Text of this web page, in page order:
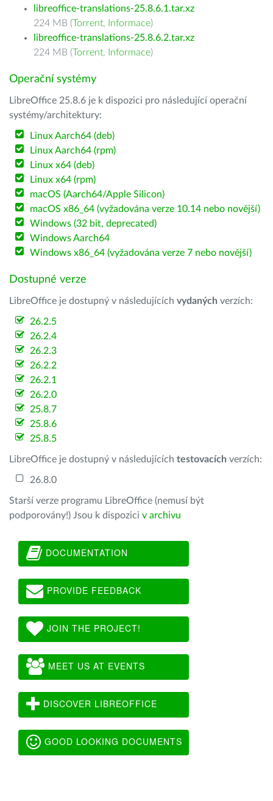
libreoffice-translations-25.8.6.1.tar.xz
224 MB (Torrent, Informace)
libreoffice-translations-25.8.6.2.tar.xz
224 MB (Torrent, Informace)
Operační systémy
LibreOffice 25.8.6 je k dispozici pro následující operační
systémy/architektury:
Linux Aarch64 (deb)
Linux Aarch64 (rpm)
Linux x64 (deb)
Linux x64 (rpm)
macOS (Aarch64/Apple Silicon)
macOS x86_64 (vyžadována verze 10.14 nebo novější)
Windows (32 bit, deprecated)
Windows Aarch64
Windows x86_64 (vyžadována verze 7 nebo novější)
Dostupné verze
LibreOffice je dostupný v následujících vydaných verzích:
26.2.5
26.2.4
26.2.3
26.2.2
26.2.1
26.2.0
25.8.7
25.8.6
25.8.5
LibreOffice je dostupný v následujících testovacích verzích:
26.8.0
Starší verze programu LibreOffice (nemusí být
podporovány!) Jsou k dispozici v archivu
DOCUMENTATION
PROVIDE FEEDBACK
JOIN THE PROJECT!
MEET US AT EVENTS
DISCOVER LIBREOFFICE
GOOD LOOKING DOCUMENTS